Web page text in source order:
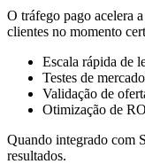
O tráfego pago acelera
clientes no momento
Escala rápida de
Testes de mercado
Validação de
Otimização de
Quando integrado com
resultados.